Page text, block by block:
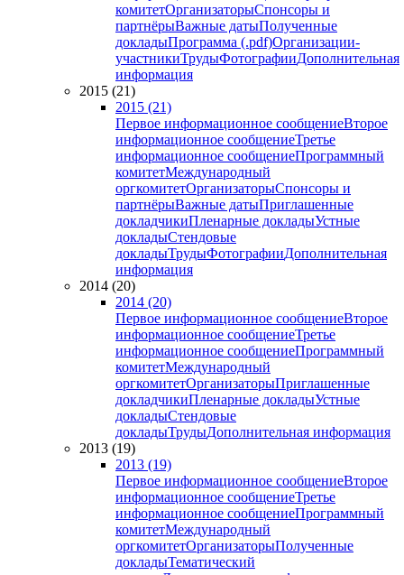
комитетОрганизаторыСпонсоры и
партнёрыВажные датыПолученные
докладыПрограмма (.pdf)Организации-
участникиТрудыФотографииДополнительная
информация
2015 (21)
2015 (21)
Первое информационное сообщениеВторое
информационное сообщениеТретье
информационное сообщениеПрограммный
комитетМеждународный
оргкомитетОрганизаторыСпонсоры и
партнёрыВажные датыПриглашенные
докладчикиПленарные докладыУстные
докладыСтендовые
докладыТрудыФотографииДополнительная
информация
2014 (20)
2014 (20)
Первое информационное сообщениеВторое
информационное сообщениеТретье
информационное сообщениеПрограммный
комитетМеждународный
оргкомитетОрганизаторыПриглашенные
докладчикиПленарные докладыУстные
докладыСтендовые
докладыТрудыДополнительная информация
2013 (19)
2013 (19)
Первое информационное сообщениеВторое
информационное сообщениеТретье
информационное сообщениеПрограммный
комитетМеждународный
оргкомитетОрганизаторыПолученные
докладыТематический